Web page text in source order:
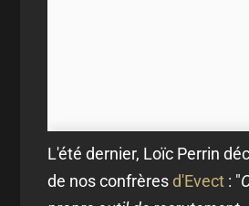
L'été dernier, Loïc Perrin
de nos confrères d'Evect : "